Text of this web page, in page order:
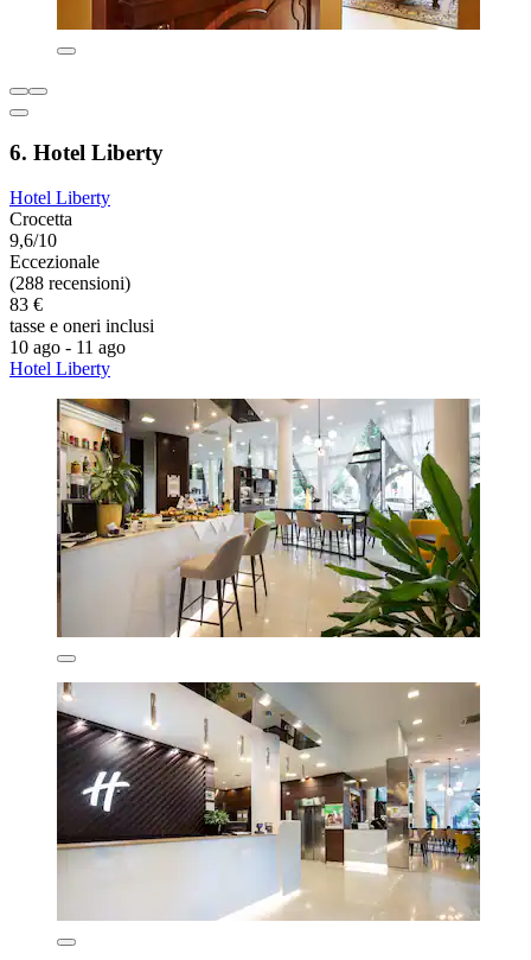
6. Hotel Liberty
Hotel Liberty
Crocetta
9,6/10
Eccezionale
(288 recensioni)
83 €
tasse e oneri inclusi
10 ago - 11 ago
Hotel Liberty